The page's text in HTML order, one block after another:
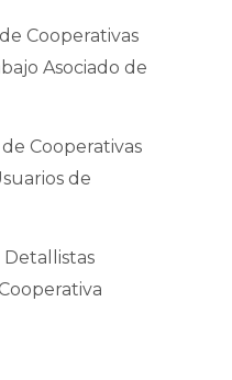
Cooperativas
Asociado de
Cooperativas
de
Detallistas